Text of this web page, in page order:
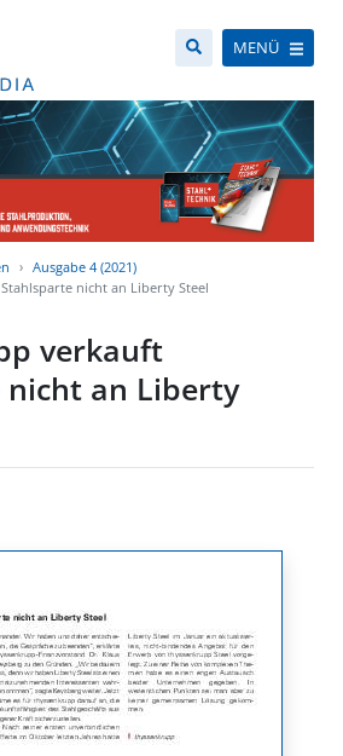
MENÜ
Ausgabe 4 (2021)
nicht an Liberty Steel
verkauft
nicht an Liberty